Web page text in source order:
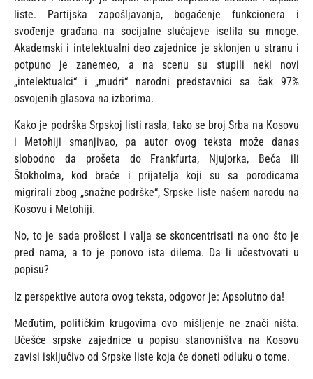
liste. Partijska zapošljavanja, bogaćenje funkcionera i
svođenje građana na socijalne slučajeve iselila su mnoge.
Akademski i intelektualni deo zajednice je sklonjen u stranu i
potpuno je zanemeo, a na scenu su stupili neki novi
„intelektualci“ i „mudri“ narodni predstavnici sa čak 97%
osvojenih glasova na izborima.
Kako je podrška Srpskoj listi rasla, tako se broj Srba na Kosovu
i Metohiji smanjivao, pa autor ovog teksta može danas
slobodno da prošeta do Frankfurta, Njujorka, Beča ili
Štokholma, kod braće i prijatelja koji su sa porodicama
migrirali zbog „snažne podrške“, Srpske liste našem narodu na
Kosovu i Metohiji.
No, to je sada prošlost i valja se skoncentrisati na ono što je
pred nama, a to je ponovo ista dilema. Da li učestvovati u
popisu?
Iz perspektive autora ovog teksta, odgovor je: Apsolutno da!
Međutim, političkim krugovima ovo mišljenje ne znači ništa.
Učešće srpske zajednice u popisu stanovništva na Kosovu
zavisi isključivo od Srpske liste koja će doneti odluku o tome.